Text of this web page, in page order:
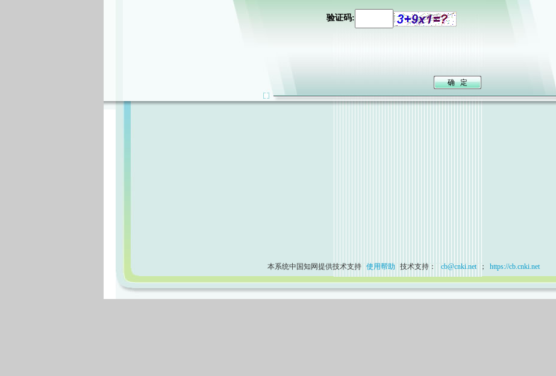
验证码:
本系统中国知网提供技术支持 使用帮助 技术支持： cb@cnki.net ； https://cb.cnki.net